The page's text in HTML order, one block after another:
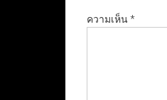
ความเห็น*